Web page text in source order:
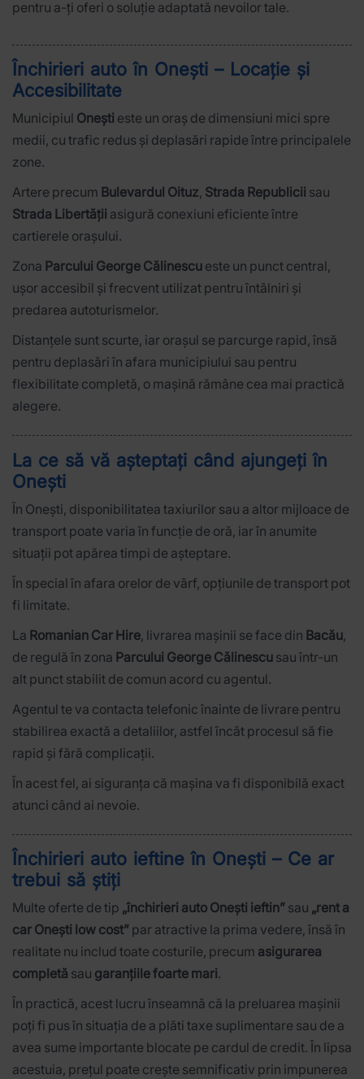
pentru a-ți oferi o soluție adaptată nevoilor tale.
Închirieri auto în Onești – Locație și
Accesibilitate
Municipiul Onești este un oraș de dimensiuni mici spre
medii, cu trafic redus și deplasări rapide între principalele
zone.
Artere precum Bulevardul Oituz, Strada Republicii sau
Strada Libertății asigură conexiuni eficiente între
cartierele orașului.
Zona Parcului George Călinescu este un punct central,
ușor accesibil și frecvent utilizat pentru întâlniri și
predarea autoturismelor.
Distanțele sunt scurte, iar orașul se parcurge rapid, însă
pentru deplasări în afara municipiului sau pentru
flexibilitate completă, o mașină rămâne cea mai practică
alegere.
La ce să vă așteptați când ajungeți în
Onești
În Onești, disponibilitatea taxiurilor sau a altor mijloace de
transport poate varia în funcție de oră, iar în anumite
situații pot apărea timpi de așteptare.
În special în afara orelor de vârf, opțiunile de transport pot
fi limitate.
La Romanian Car Hire, livrarea mașinii se face din Bacău,
de regulă în zona Parcului George Călinescu sau într-un
alt punct stabilit de comun acord cu agentul.
Agentul te va contacta telefonic înainte de livrare pentru
stabilirea exactă a detaliilor, astfel încât procesul să fie
rapid și fără complicații.
În acest fel, ai siguranța că mașina va fi disponibilă exact
atunci când ai nevoie.
Închirieri auto ieftine în Onești – Ce ar
trebui să știți
Multe oferte de tip „închirieri auto Onești ieftin” sau „rent a
car Onești low cost” par atractive la prima vedere, însă în
realitate nu includ toate costurile, precum asigurarea
completă sau garanțiile foarte mari.
În practică, acest lucru înseamnă că la preluarea mașinii
poți fi pus în situația de a plăti taxe suplimentare sau de a
avea sume importante blocate pe cardul de credit. În lipsa
acestuia, prețul poate crește semnificativ prin impunerea